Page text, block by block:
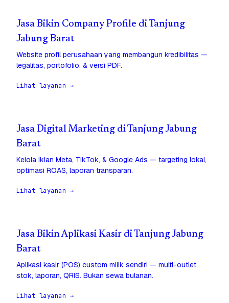
Jasa Bikin Company Profile di Tanjung
Jabung Barat
Website profil perusahaan yang membangun kredibilitas —
legalitas, portofolio, & versi PDF.
Lihat layanan →
Jasa Digital Marketing di Tanjung Jabung
Barat
Kelola iklan Meta, TikTok, & Google Ads — targeting lokal,
optimasi ROAS, laporan transparan.
Lihat layanan →
Jasa Bikin Aplikasi Kasir di Tanjung Jabung
Barat
Aplikasi kasir (POS) custom milik sendiri — multi-outlet,
stok, laporan, QRIS. Bukan sewa bulanan.
Lihat layanan →